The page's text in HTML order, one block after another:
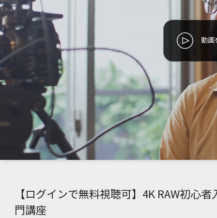
【ログインで無料視聴可】4K RAW初心者
門講座
動画